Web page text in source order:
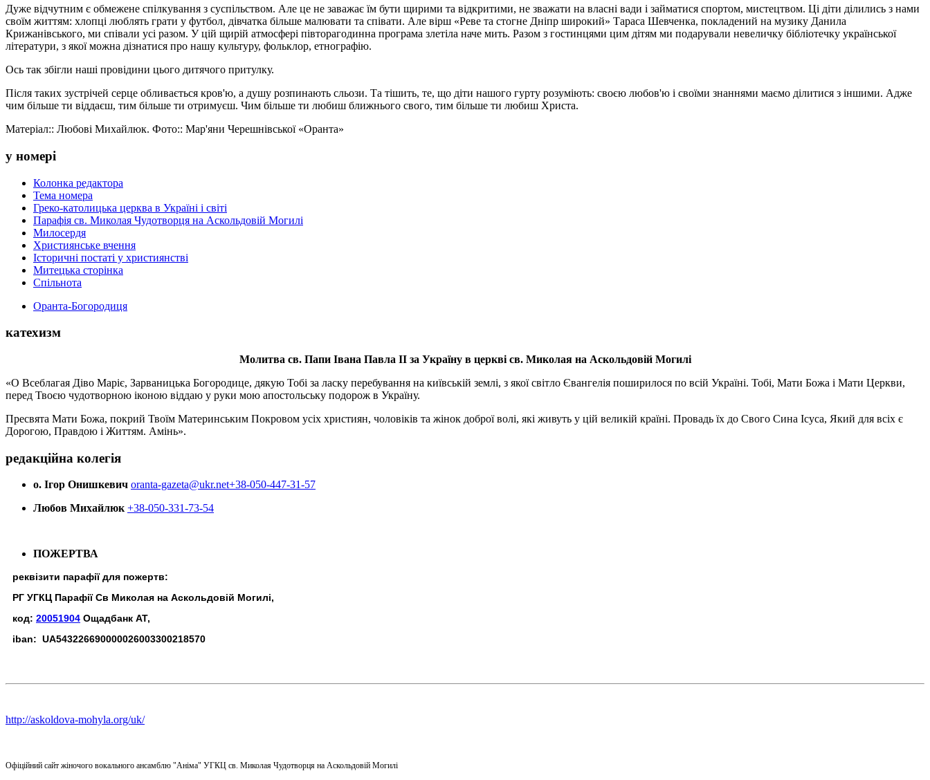
Дуже відчутним є обмежене спілкування з суспільством. Але це не заважає їм бути щирими та відкритими, не зважати на власні вади і займатися спортом, мистецтвом. Ці діти ділились з нами
своїм життям: хлопці люблять грати у футбол, дівчатка більше малювати та співати. Але вірш «Реве та стогне Дніпр широкий» Тараса Шевченка, покладений на музику Данила
Крижанівського, ми співали усі разом. У цій щирій атмосфері півторагодинна програма злетіла наче мить. Разом з гостинцями цим дітям ми подарували невеличку бібліотечку української
літератури, з якої можна дізнатися про нашу культуру, фольклор, етнографію.
Ось так збігли наші провідини цього дитячого притулку.
Після таких зустрічей серце обливається кров'ю, а душу розпинають сльози. Та тішить, те, що діти нашого гурту розуміють: своєю любов'ю і своїми знаннями маємо ділитися з іншими. Адже
чим більше ти віддаєш, тим більше ти отримуєш. Чим більше ти любиш ближнього свого, тим більше ти любиш Христа.
Матеріал:: Любові Михайлюк. Фото:: Мар'яни Черешнівської «Оранта»
у номері
Колонка редактора
Тема номера
Греко-католицька церква в Україні і світі
Парафія св. Миколая Чудотворця на Аскольдовій Могилі
Милосердя
Християнське вчення
Історичні постаті у християнстві
Митецька сторінка
Спільнота
Оранта-Богородиця
катехизм
Молитва св. Папи Івана Павла ІІ за Україну в церкві св. Миколая на Аскольдовій Могилі
«О Всеблагая Діво Маріє, Зарваницька Богородице, дякую Тобі за ласку перебування на київській землі, з якої світло Євангелія поширилося по всій Україні. Тобі, Мати Божа і Мати Церкви,
перед Твоєю чудотворною іконою віддаю у руки мою апостольську подорож в Україну.
Пресвята Мати Божа, покрий Твоїм Материнським Покровом усіх християн, чоловіків та жінок доброї волі, які живуть у цій великій країні. Провадь їх до Свого Сина Ісуса, Який для всіх є
Дорогою, Правдою і Життям. Амінь».
редакційна колегія
о. Ігор Онишкевич oranta-gazeta@ukr.net+38-050-447-31-57
Любов Михайлюк +38-050-331-73-54
ПОЖЕРТВА
реквізити парафії для пожертв:
РГ УГКЦ Парафії Св Миколая на Аскольдовій Могилі,
код: 20051904 Ощадбанк АТ,
iban: UA543226690000026003300218570
http://askoldova-mohyla.org/uk/
Офіційний сайт жіночого вокального ансамблю "Аніма" УГКЦ св. Миколая Чудотворця на Аскольдовій Могилі